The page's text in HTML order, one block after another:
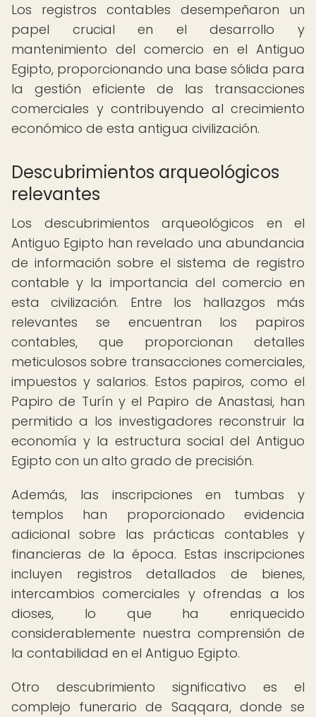
Los registros contables desempeñaron un
papel crucial en el desarrollo y
mantenimiento del comercio en el Antiguo
Egipto, proporcionando una base sólida para
la gestión eficiente de las transacciones
comerciales y contribuyendo al crecimiento
económico de esta antigua civilización.
Descubrimientos arqueológicos
relevantes
Los descubrimientos arqueológicos en el
Antiguo Egipto han revelado una abundancia
de información sobre el sistema de registro
contable y la importancia del comercio en
esta civilización. Entre los hallazgos más
relevantes se encuentran los papiros
contables, que proporcionan detalles
meticulosos sobre transacciones comerciales,
impuestos y salarios. Estos papiros, como el
Papiro de Turín y el Papiro de Anastasi, han
permitido a los investigadores reconstruir la
economía y la estructura social del Antiguo
Egipto con un alto grado de precisión.
Además, las inscripciones en tumbas y
templos han proporcionado evidencia
adicional sobre las prácticas contables y
financieras de la época. Estas inscripciones
incluyen registros detallados de bienes,
intercambios comerciales y ofrendas a los
dioses, lo que ha enriquecido
considerablemente nuestra comprensión de
la contabilidad en el Antiguo Egipto.
Otro descubrimiento significativo es el
complejo funerario de Saqqara, donde se